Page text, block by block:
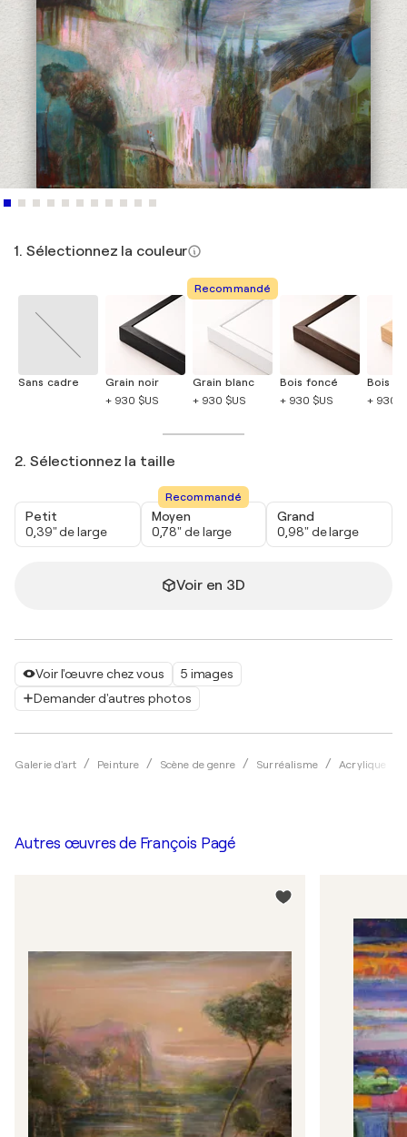
Voir l'œuvre chez vous
5 images
Demander d'autres photos
Galerie d'art Peinture Scène de genre Surréalisme Acrylique
1. Sélectionnez la couleur
Sans cadre
Grain noir
+ 930 $US
Recommandé
Grain blanc
+ 930 $US
Bois foncé
+ 930 $US
Bois
+ 930
2. Sélectionnez la taille
Petit
0,39" de large
Recommandé
Moyen
0,78" de large
Grand
0,98" de large
Voir en 3D
Autres œuvres de François Pagé